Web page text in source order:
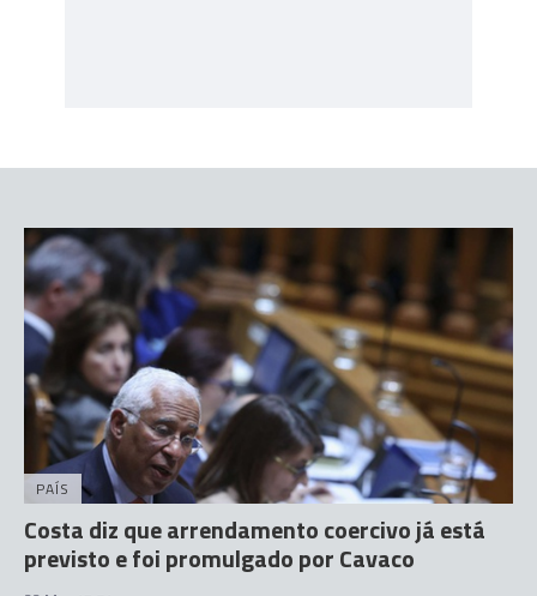
PAÍS
Costa diz que arrendamento coercivo já está
previsto e foi promulgado por Cavaco